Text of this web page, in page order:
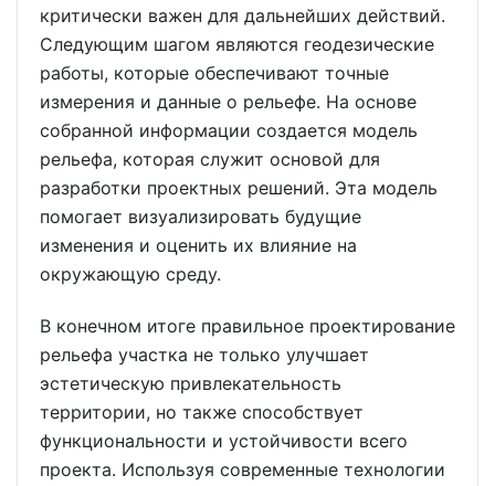
критически важен для дальнейших действий.
Следующим шагом являются геодезические
работы, которые обеспечивают точные
измерения и данные о рельефе. На основе
собранной информации создается модель
рельефа, которая служит основой для
разработки проектных решений. Эта модель
помогает визуализировать будущие
изменения и оценить их влияние на
окружающую среду.
В конечном итоге правильное проектирование
рельефа участка не только улучшает
эстетическую привлекательность
территории, но также способствует
функциональности и устойчивости всего
проекта. Используя современные технологии